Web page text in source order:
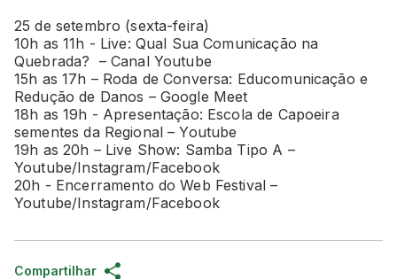
25 de setembro (sexta-feira)
10h as 11h - Live: Qual Sua Comunicação na
Quebrada? – Canal Youtube
15h as 17h – Roda de Conversa: Educomunicação e
Redução de Danos – Google Meet
18h as 19h - Apresentação: Escola de Capoeira
sementes da Regional – Youtube
19h as 20h – Live Show: Samba Tipo A –
Youtube/Instagram/Facebook
20h - Encerramento do Web Festival –
Youtube/Instagram/Facebook
Compartilhar